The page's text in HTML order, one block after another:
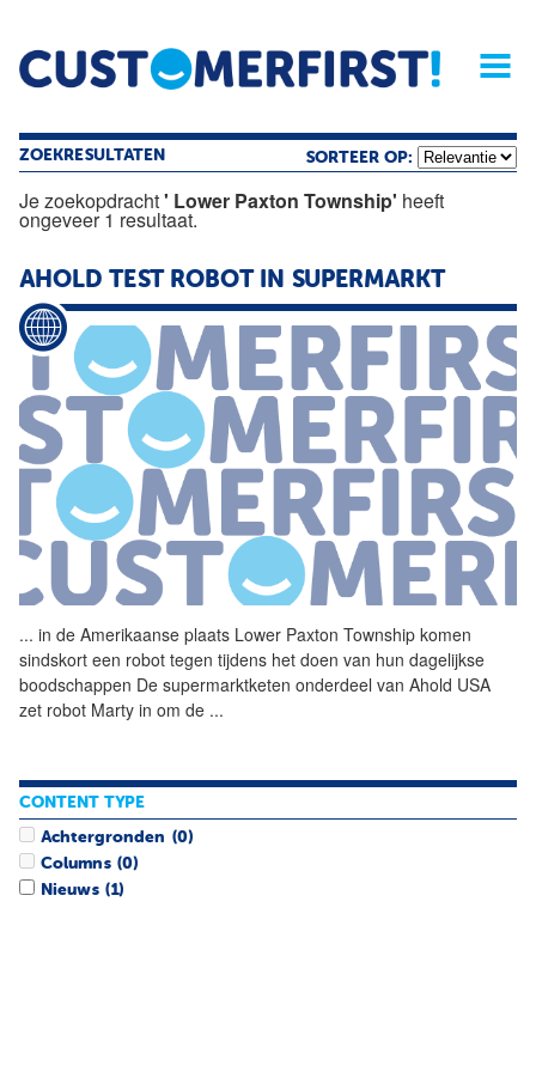
Home Opinie Archief
Magazine
ZOEKRESULTATEN SORTEER OP:
Je zoekopdracht' Lower Paxton Township' heeft
ongeveer 1 resultaat.
AHOLD TEST ROBOT IN SUPERMARKT
... in de Amerikaanse plaats Lower Paxton Township komen
sindskort een robot tegen tijdens het doen van hun dagelijkse
boodschappen De supermarktketen onderdeel van Ahold USA
zet robot Marty in om de ...
CONTENT TYPE
Achtergronden (0)
Columns (0)
Nieuws (1)